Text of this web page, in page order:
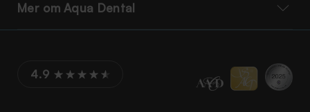
Mer om Aqua Dental
4.9